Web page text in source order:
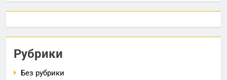
Рубрики
Без рубрики